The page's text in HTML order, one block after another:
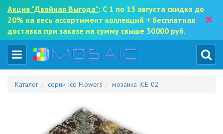
Акция "Двойная Выгода": С 1 по 15 августа скидка до
20% на весь ассортимент коллекций + бесплатная
доставка при заказе на сумму свыше 30000 руб.
×
Каталог серии Ice Flowers мозаика ICE-02